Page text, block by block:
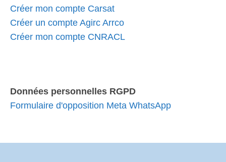
Créer mon compte Carsat
Créer un compte Agirc Arrco
Créer mon compte CNRACL
Données personnelles RGPD
Formulaire d'opposition Meta WhatsApp